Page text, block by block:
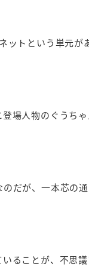
ットという単元が
場人物のぐうち
だが、一本芯の
ることが、不思